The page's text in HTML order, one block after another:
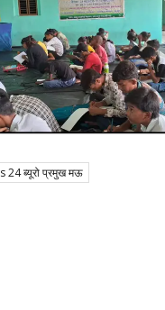
24 ब्यूरो प्रमुख मऊ